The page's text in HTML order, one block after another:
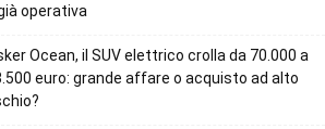
operativa
Ocean, il SUV elettrico crolla da 70.000 a
euro: grande affare o acquisto ad alto